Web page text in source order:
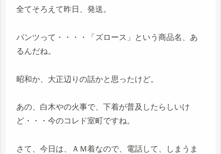
全てそろえて昨日、発送。
パンツって・・・・「ズロース」という商品名、あ
るんだね。
昭和か、大正辺りの話かと思ったけど。
あの、白木やの火事で、下着が普及したらしいけ
ど・・・今のコレド室町ですね。
さて、今日は、ＡＭ着なので、電話して、しまうま